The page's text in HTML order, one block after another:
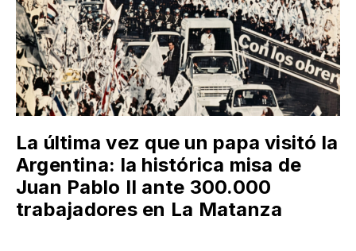
La última vez que un papa visitó la
Argentina: la histórica misa de
Juan Pablo II ante 300.000
trabajadores en La Matanza